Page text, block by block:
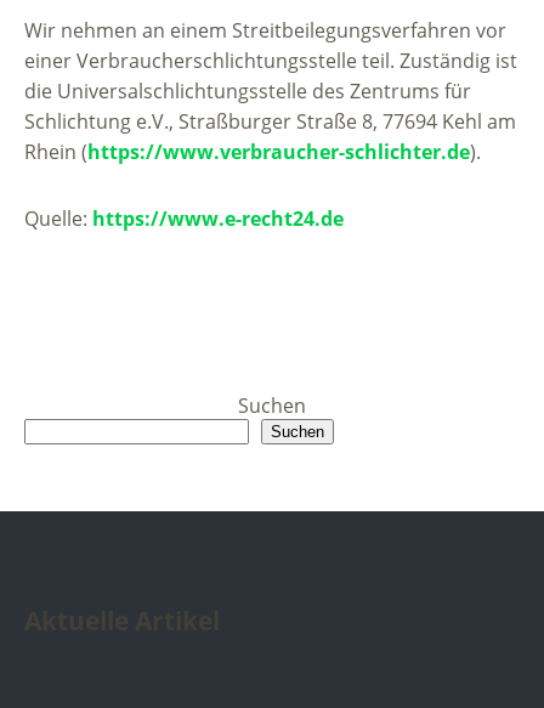
Wir nehmen an einem Streitbeilegungsverfahren vor
einer Verbraucherschlichtungsstelle teil. Zuständig ist
die Universalschlichtungsstelle des Zentrums für
Schlichtung e.V., Straßburger Straße 8, 77694 Kehl am
Rhein (https://www.verbraucher-schlichter.de).
Quelle: https://www.e-recht24.de
Suchen
Suchen